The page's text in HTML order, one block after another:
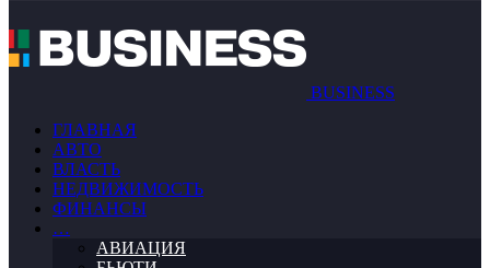
BUSINESS
ГЛАВНАЯ
АВТО
ВЛАСТЬ
НЕДВИЖИМОСТЬ
ФИНАНСЫ
…
АВИАЦИЯ